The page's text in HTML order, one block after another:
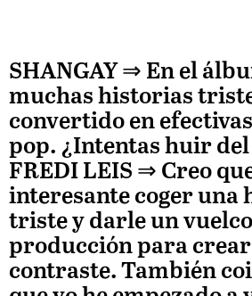
SHANGAY ⇒ En el
muchas historias
convertido en
pop. ¿Intentas huir
FREDI LEIS ⇒ Creo
interesante coger una
triste y darle un
producción para crear
contraste. También